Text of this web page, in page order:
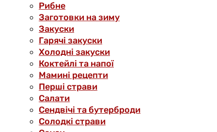
Рибне
Заготовки на зиму
Закуски
Гарячі закуски
Холодні закуски
Коктейлі та напої
Мамині рецепти
Перші страви
Салати
Сендвічі та бутерброди
Солодкі страви